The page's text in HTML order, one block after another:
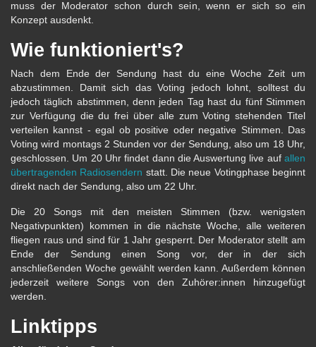
muss der Moderator schon durch sein, wenn er sich so ein
Konzept ausdenkt.
Wie funktioniert's?
Nach dem Ende der Sendung hast du eine Woche Zeit um
abzustimmen. Damit sich das Voting jedoch lohnt, solltest du
jedoch täglich abstimmen, denn jeden Tag hast du fünf Stimmen
zur Verfügung die du frei über alle zum Voting stehenden Titel
verteilen kannst - egal ob positive oder negative Stimmen. Das
Voting wird montags 2 Stunden vor der Sendung, also um 18 Uhr,
geschlossen. Um 20 Uhr findet dann die Auswertung live auf allen
übertragenden Radiosendern statt. Die neue Votingphase beginnt
direkt nach der Sendung, also um 22 Uhr.
Die 20 Songs mit den meisten Stimmen (bzw. wenigsten
Negativpunkten) kommen in die nächste Woche, alle weiteren
fliegen raus und sind für 1 Jahr gesperrt. Der Moderator stellt am
Ende der Sendung einen Song vor, der in der sich
anschließenden Woche gewählt werden kann. Außerdem können
jederzeit weitere Songs von den Zuhörer:innen hinzugefügt
werden.
Linktipps